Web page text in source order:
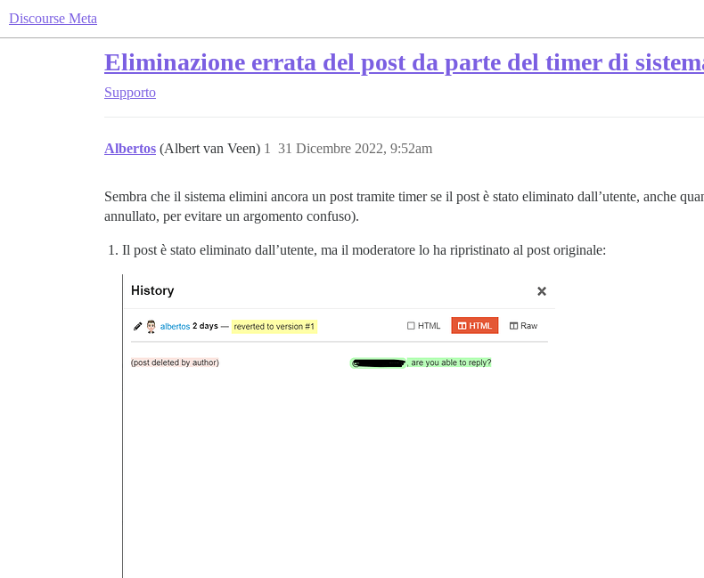
Discourse Meta
Eliminazione errata del post da parte del timer di
Supporto
Albertos (Albert van Veen) 31 Dicembre 2022, 9:52am
1
Sembra che il sistema elimini ancora un post tramite timer se il post è stato eliminato dall’utente, anche
annullato, per evitare un argomento confuso).
Il post è stato eliminato dall’utente, ma il moderatore lo ha ripristinato al post originale: